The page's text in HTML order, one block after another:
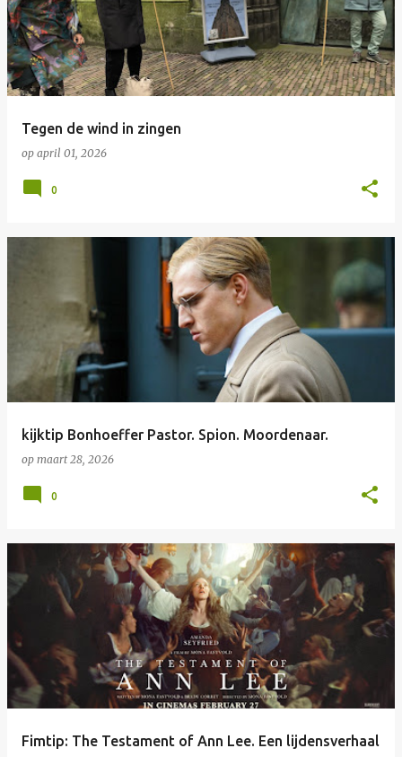
Tegen de wind in zingen
op april 01, 2026
0
kijktip Bonhoeffer Pastor. Spion. Moordenaar.
op maart 28, 2026
0
Fimtip: The Testament of Ann Lee. Een lijdensverhaal